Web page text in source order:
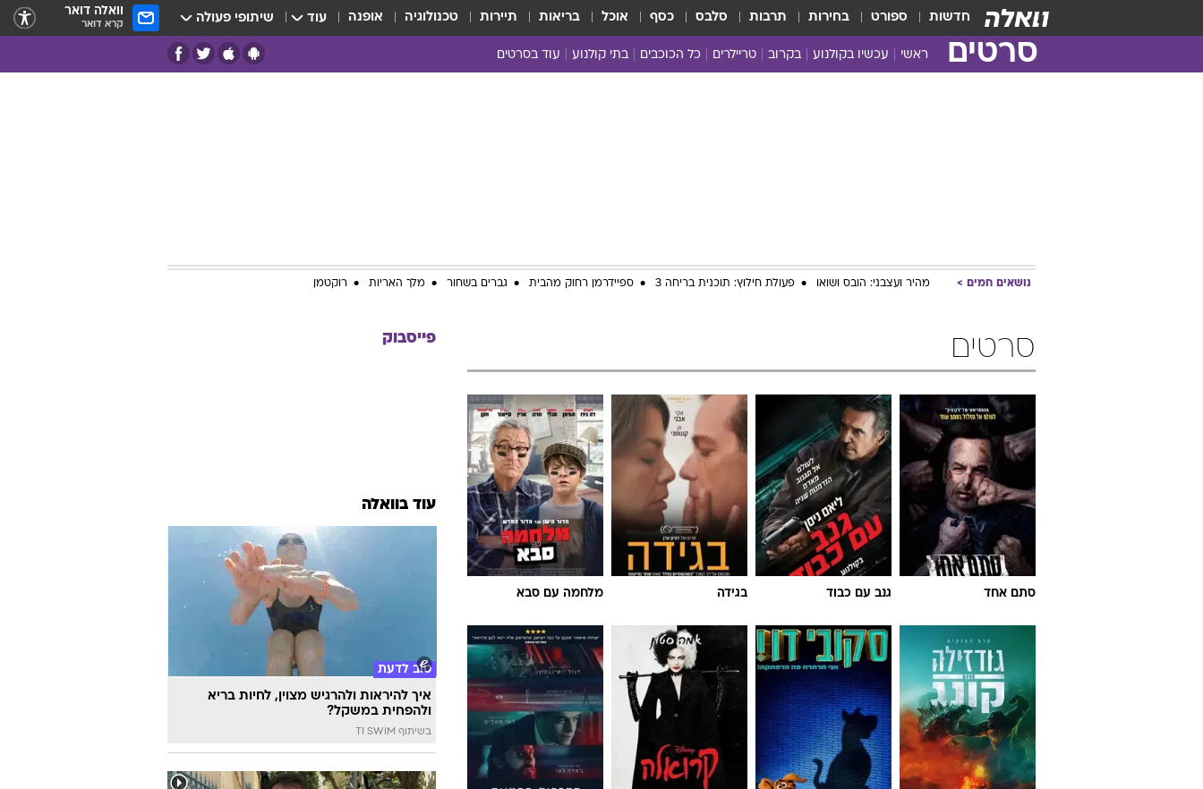
חדשות ספורט בחירות תרבות סלבס כסף אוכל בריאות תיירות טכנולוגיה אופנה עוד שיתופי פעולה וואלה דואר
קרא דואר
סרטים ראשי עכשיו בקולנוע בקרוב טריילרים כל הכוכבים בתי קולנוע עוד בסרטים
נושאים חמים מהיר ועצבני: הובס ושואו פעולת חילוץ: תוכנית בריחה 3 ספיידרמן רחוק מהבית גברים בשחור מלך האריות רוקטמן
סרטים
סתם אחד גנב עם כבוד בגידה מלחמה עם סבא
פייסבוק
עוד בוואלה
טוב לדעת
איך להיראות ולהרגיש מצוין, לחיות בריא
ולהפחית במשקל?
בשיתוף TI SWIM